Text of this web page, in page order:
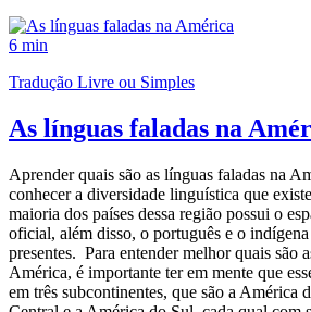
6 min
Tradução Livre ou Simples
As línguas faladas na
Aprender quais são as línguas faladas na
conhecer a diversidade linguística que
maioria dos países dessa região possui o
oficial, além disso, o português e o indígena
presentes. Para entender melhor quais são
América, é importante ter em mente que
em três subcontinentes, que são a América